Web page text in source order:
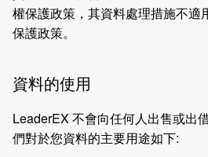
權保護政策，其資料處理措施不適
保護政策。
資料的使用
LeaderEX 不會向任何人出售或出
們對於您資料的主要用途如下: